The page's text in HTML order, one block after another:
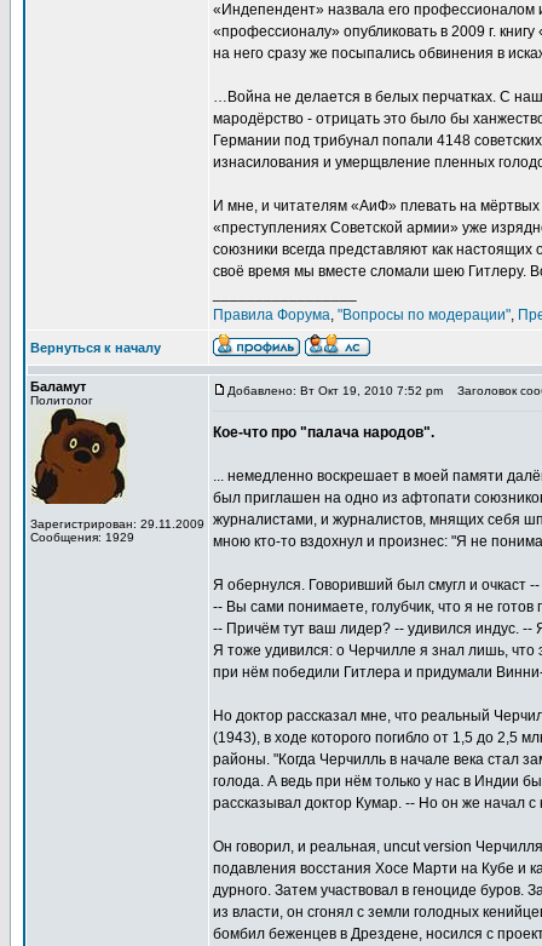
«Индепендент» назвала его
«профессионалу» опубликовать в 2009 г.
на него сразу же посыпались обвинения в
…Война не делается в белых перчатках. С
мародёрство - отрицать это было бы
Германии под трибунал попали 4148
изнасилования и умерщвление пленных
И мне, и читателям «АиФ» плевать на
«преступлениях Советской армии» уже
союзники всегда представляют как
своё время мы вместе сломали шею Гитлеру.
Правила Форума, "Вопросы по модерации",
Вернуться к началу
Баламут
Политолог
Зарегистрирован: 29.11.2009
Сообщения: 1929
Добавлено: Вт Окт 19, 2010 7:52 pm Заголовок
Кое-что про "палача народов".
... немедленно воскрешает в моей памяти
был приглашен на одно из афтопати
журналистами, и журналистов, мнящих себя
мною кто-то вздохнул и произнес: "Я не
Я обернулся. Говоривший был смугл и очкаст
-- Вы сами понимаете, голубчик, что я не
-- Причём тут ваш лидер? -- удивился индус. --
Я тоже удивился: о Черчилле я знал лишь, что
при нём победили Гитлера и придумали
Но доктор рассказал мне, что реальный
(1943), в ходе которого погибло от 1,5 до 2,5
районы. "Когда Черчилль в начале века стал
голода. А ведь при нём только у нас в Индии
рассказывал доктор Кумар. -- Но он же начал
Он говорил, и реальная, uncut version
подавления восстания Хосе Марти на Кубе и
дурного. Затем участвовал в геноциде
из власти, он сгонял с земли голодных
бомбил беженцев в Дрездене, носился с